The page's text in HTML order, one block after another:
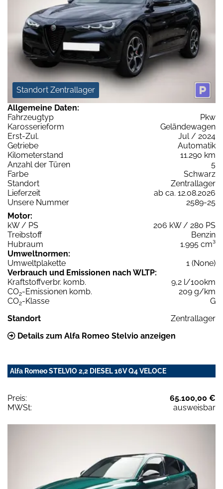
Standort Zentrallager
Allgemeine Daten:
Fahrzeugtyp
Pkw
Karosserieform
Geländewagen
Erst-Zul.
Jul / 2024
Getriebe
Automatik
Kilometerstand
11.290 km
Anzahl der Türen
5
Farbe
Schwarz
Standort
Zentrallager
Lieferzeit
ab ca. 12.08.2026
Unsere Nummer
2589-25
Motor:
kW / PS
206 kW / 280 PS
Treibstoff
Benzin
Hubraum
1.995 cm³
Umweltnormen:
Umweltplakette
1 (None)
Verbrauch und Emissionen nach WLTP:
Kraftstoffverbr. komb.
9,2 l/100km
CO2-Emissionen komb.
209 g/km
CO2-Klasse
G
Standort
Zentrallager
Details zum Alfa Romeo Stelvio anzeigen
Alfa Romeo STELVIO 2,2 DIESEL 16V Q4 VELOCE
Preis:
65.100,00 €
MWSt:
ausweisbar